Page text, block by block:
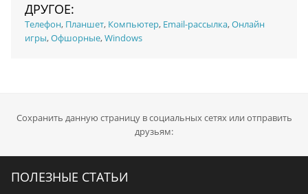
ДРУГОЕ:
Телефон, Планшет, Компьютер, Email-рассылка,Онлайн
игры,Офшорные,Windows
Сохранить данную страницу в социальных сетях или отправить
друзьям:
ПОЛЕЗНЫЕ СТАТЬИ